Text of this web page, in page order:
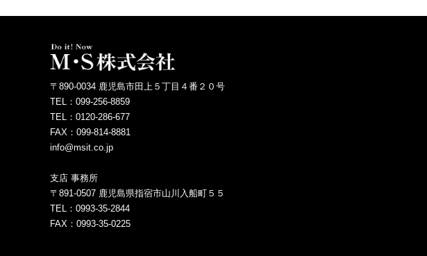
〒890-0034 鹿児島市田上５丁目４番２０号
TEL：099-256-8859
TEL：0120-286-677
FAX：099-814-8881
info@msit.co.jp
支店 事務所
〒891-0507 鹿児島県指宿市山川入船町５５
TEL：0993-35-2844
FAX：0993-35-0225